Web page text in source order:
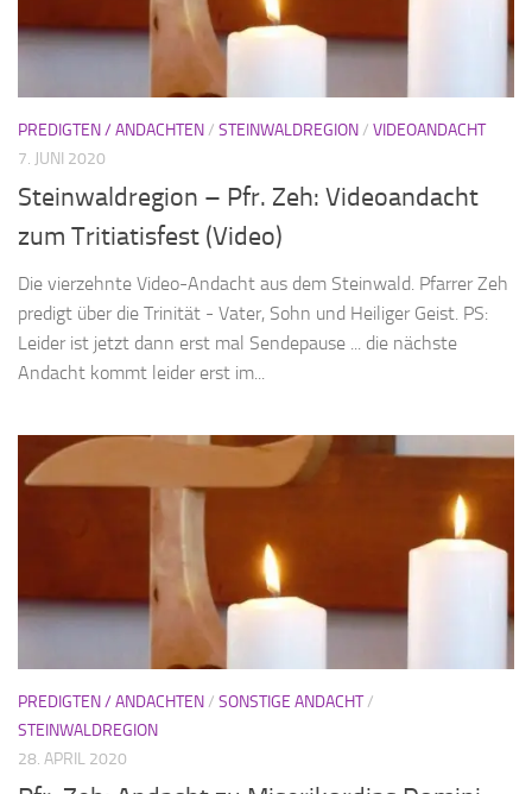
PREDIGTEN / ANDACHTEN/ STEINWALDREGION/ VIDEOANDACHT
7. JUNI 2020
Steinwaldregion – Pfr. Zeh: Videoandacht
zum Tritiatisfest (Video)
Die vierzehnte Video-Andacht aus dem Steinwald. Pfarrer Zeh
predigt über die Trinität - Vater, Sohn und Heiliger Geist. PS:
Leider ist jetzt dann erst mal Sendepause ... die nächste
Andacht kommt leider erst im...
PREDIGTEN / ANDACHTEN/ SONSTIGE ANDACHT/
STEINWALDREGION
28. APRIL 2020